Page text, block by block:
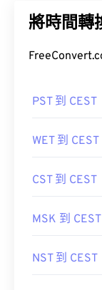
將時間轉
PST 到 CEST
WET 到 CEST
CST 到 CEST
MSK 到 CEST
NST 到 CEST